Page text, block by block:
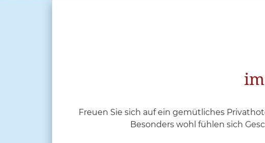
Freuen Sie sich auf ein gemütliches
Besonders wohl fühlen sich